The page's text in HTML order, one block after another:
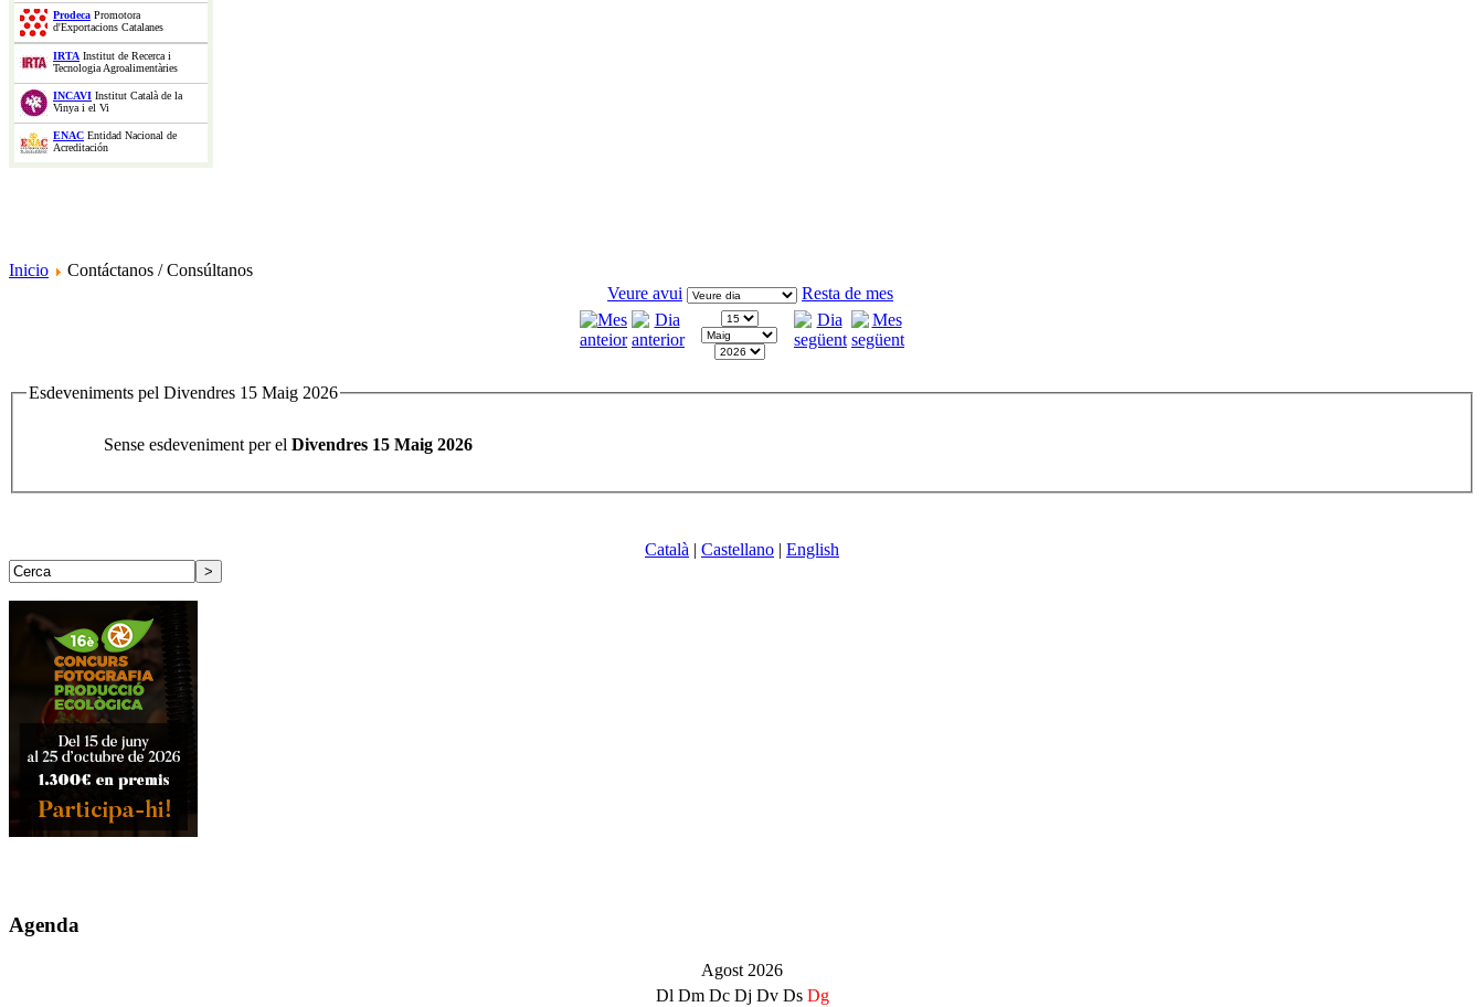
Prodeca Promotora
d'Exportacions Catalanes
IRTA Institut de Recerca i
Tecnologia Agroalimentàries
INCAVI Institut Català de la
Vinya i el Vi
ENAC Entidad Nacional de
Acreditación
Inicio
Contáctanos / Consúltanos
Veure avui
Resta de mes
Esdeveniments pel Divendres 15 Maig 2026
Sense esdeveniment per el Divendres 15 Maig 2026
Català | Castellano | English
Agenda
Agost 2026
Dl Dm Dc Dj Dv Ds Dg